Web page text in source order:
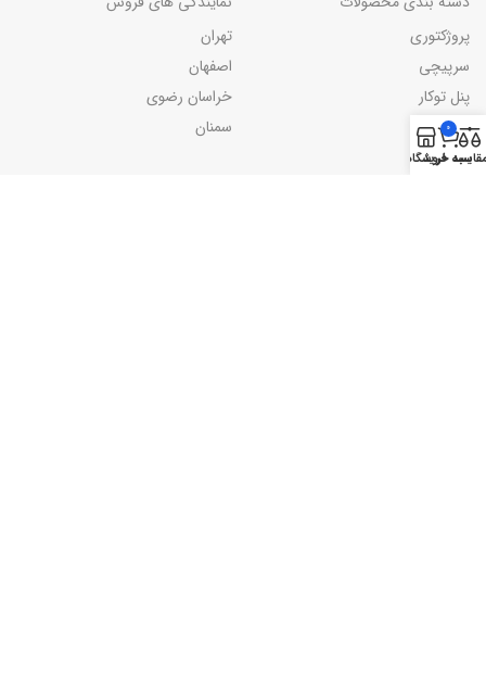
پروژکتوری
سرپیچی
پنل توکار
ریلی
خطی
تهران
اصفهان
خراسان رضوی
سمنان
0
سبد خرید
فروشگاه